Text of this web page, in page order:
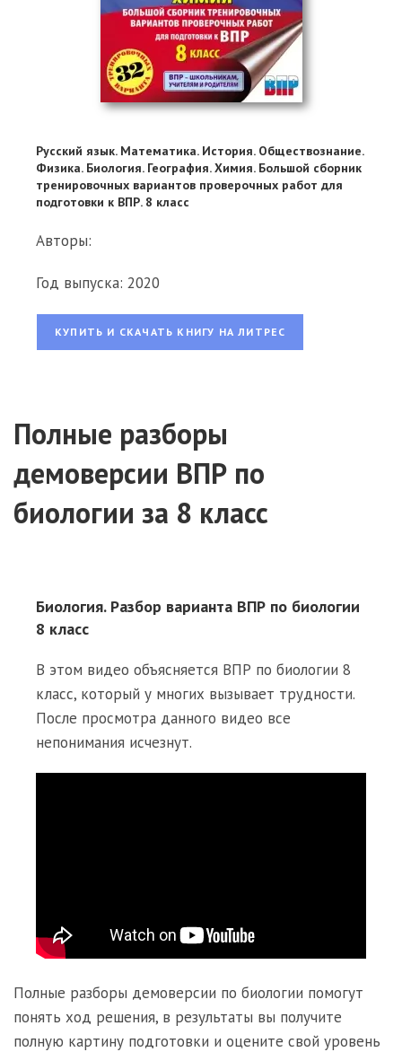
Русский язык. Математика. История. Обществознание.
Физика. Биология. География. Химия. Большой сборник
тренировочных вариантов проверочных работ для
подготовки к ВПР. 8 класс
Авторы:
Год выпуска: 2020
КУПИТЬ И СКАЧАТЬ КНИГУ НА ЛИТРЕС
Полные разборы
демоверсии ВПР по
биологии за 8 класс
Биология. Разбор варианта ВПР по биологии
8 класс
В этом видео объясняется ВПР по биологии 8
класс, который у многих вызывает трудности.
После просмотра данного видео все
непонимания исчезнут.
Полные разборы демоверсии по биологии помогут
понять ход решения, в результаты вы получите
полную картину подготовки и оцените свой уровень